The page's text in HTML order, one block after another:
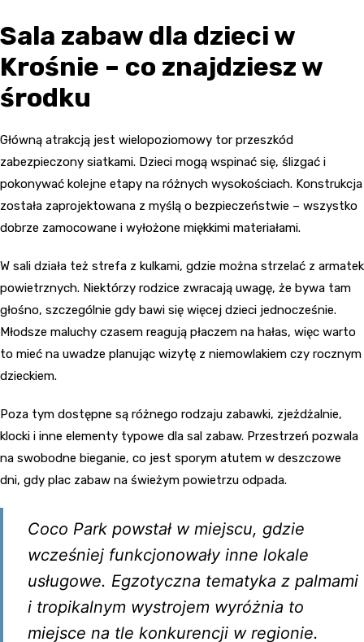
Sala zabaw dla dzieci w
Krośnie – co znajdziesz w
środku
Główną atrakcją jest wielopoziomowy tor przeszkód
zabezpieczony siatkami. Dzieci mogą wspinać się, ślizgać i
pokonywać kolejne etapy na różnych wysokościach. Konstrukcja
została zaprojektowana z myślą o bezpieczeństwie – wszystko
dobrze zamocowane i wyłożone miękkimi materiałami.
W sali działa też strefa z kulkami, gdzie można strzelać z armatek
powietrznych. Niektórzy rodzice zwracają uwagę, że bywa tam
głośno, szczególnie gdy bawi się więcej dzieci jednocześnie.
Młodsze maluchy czasem reagują płaczem na hałas, więc warto
to mieć na uwadze planując wizytę z niemowlakiem czy rocznym
dzieckiem.
Poza tym dostępne są różnego rodzaju zabawki, zjeżdżalnie,
klocki i inne elementy typowe dla sal zabaw. Przestrzeń pozwala
na swobodne bieganie, co jest sporym atutem w deszczowe
dni, gdy plac zabaw na świeżym powietrzu odpada.
Coco Park powstał w miejscu, gdzie
wcześniej funkcjonowały inne lokale
usługowe. Egzotyczna tematyka z palmami
i tropikalnym wystrojem wyróżnia to
miejsce na tle konkurencji w regionie.